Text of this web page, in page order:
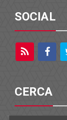
SOCIAL
CERCA